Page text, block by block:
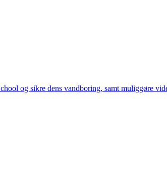
og sikre dens vandboring, samt muliggøre